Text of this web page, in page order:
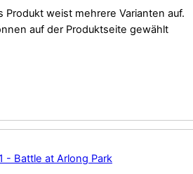
Produkt weist mehrere Varianten auf.
auf der Produktseite gewählt